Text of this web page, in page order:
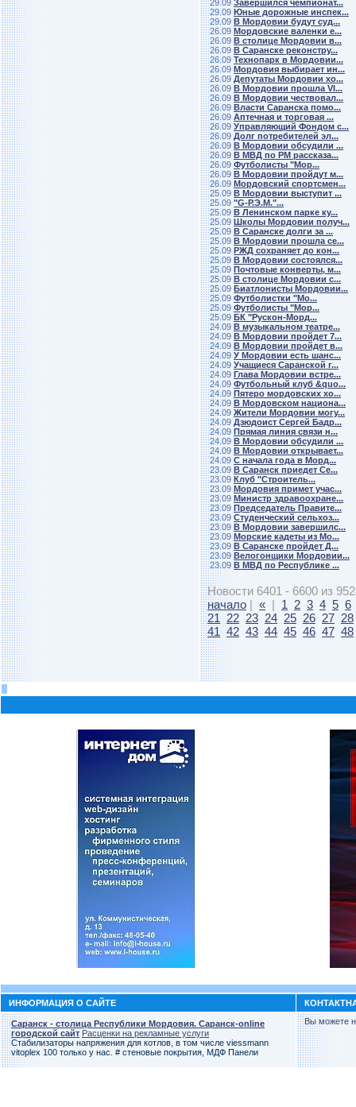
29.09 Завершился чемпионат...
29.09 Юные дорожные инспек...
29.09 В Мордовии будут суд...
26.09 Мордовские валенки е...
26.09 В столице Мордовии в...
26.09 В Саранске реконстру...
26.09 Технопарк в Мордовии...
26.09 Мордовия выбирает ин...
26.09 Депутаты Мордовии хо...
26.09 В Мордовии прошла VI...
26.09 В Мордовии чествовал...
26.09 Власти Саранска помо...
26.09 Аптечная и торговая ...
26.09 Управляющий Фондом с...
26.09 Долг потребителей эл...
26.09 В Мордовии обсудили ...
26.09 В МВД по РМ рассказа...
26.09 Футболисты "Мор...
26.09 В Мордовии пройдут м...
26.09 Мордовский спортсмен...
25.09 В Мордовии выступит ...
25.09 "G-Р.Э.М."...
25.09 В Ленинском парке ку...
25.09 Школы Мордовии получ...
25.09 В Саранске долги за ...
25.09 В Мордовии прошла се...
25.09 РЖД сохраняет до кон...
25.09 В Мордовии состоялся...
25.09 Почтовые конверты, м...
25.09 В столице Мордовии с...
25.09 Биатлонисты Мордовии...
25.09 Футболистки "Мо...
25.09 Футболисты "Мор...
25.09 БК "Рускон-Морд...
24.09 В музыкальном театре...
24.09 В Мордовии пройдет 7...
24.09 В Мордовии пройдет в...
24.09 У Мордовии есть шанс...
24.09 Учащиеся Саранской г...
24.09 Глава Мордовии встре...
24.09 Футбольный клуб &quo...
24.09 Пятеро мордовских хо...
24.09 В Мордовском национа...
24.09 Жители Мордовии могу...
24.09 Дзюдоист Сергей Бадр...
24.09 Прямая линия связи н...
24.09 В Мордовии обсудили ...
24.09 В Мордовии открывает...
24.09 С начала года в Морд...
23.09 В Саранск приедет Се...
23.09 Клуб "Строитель...
23.09 Мордовия примет учас...
23.09 Министр здравоохране...
23.09 Председатель Правите...
23.09 Студенческий сельхоз...
23.09 В Мордовии завершилс...
23.09 Морские кадеты из Мо...
23.09 В Саранске пройдет Д...
23.09 Велогонщики Мордовии...
23.09 В МВД по Республике ...
Новости 6401 - 6600 из
начало | « | 1 2 3 4 5 6
21 22 23 24 25 26 27 28
41 42 43 44 45 46 47 48
ИНФОРМАЦИЯ О САЙТЕ
Саранск - столица Республики Мордовия. Саранск-online
городской сайт Расценки на рекламные услуги
Стабилизаторы напряжения для котлов, в том числе viessmann
vitoplex 100 только у нас. # стеновые покрытия, МДФ Панели
Вы можете